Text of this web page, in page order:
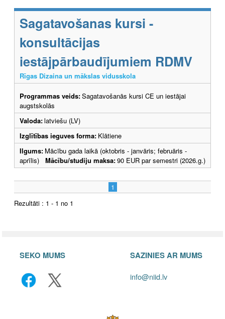
Sagatavošanas kursi -
konsultācijas
iestājpārbaudījumiem RDMV
Rīgas Dizaina un mākslas vidusskola
Programmas veids:Sagatavošanās kursi CE un iestājai
augstskolās
Valoda:latviešu (LV)
Izglītības ieguves forma: Klātiene
Ilgums: Mācību gada laikā (oktobris - janvāris; februāris -
aprīlis) Mācību/studiju maksa:90 EUR par semestri (2026.g.)
1
Rezultāti : 1 - 1 no 1
SEKO MUMS SAZINIES AR MUMS
info@niid.lv